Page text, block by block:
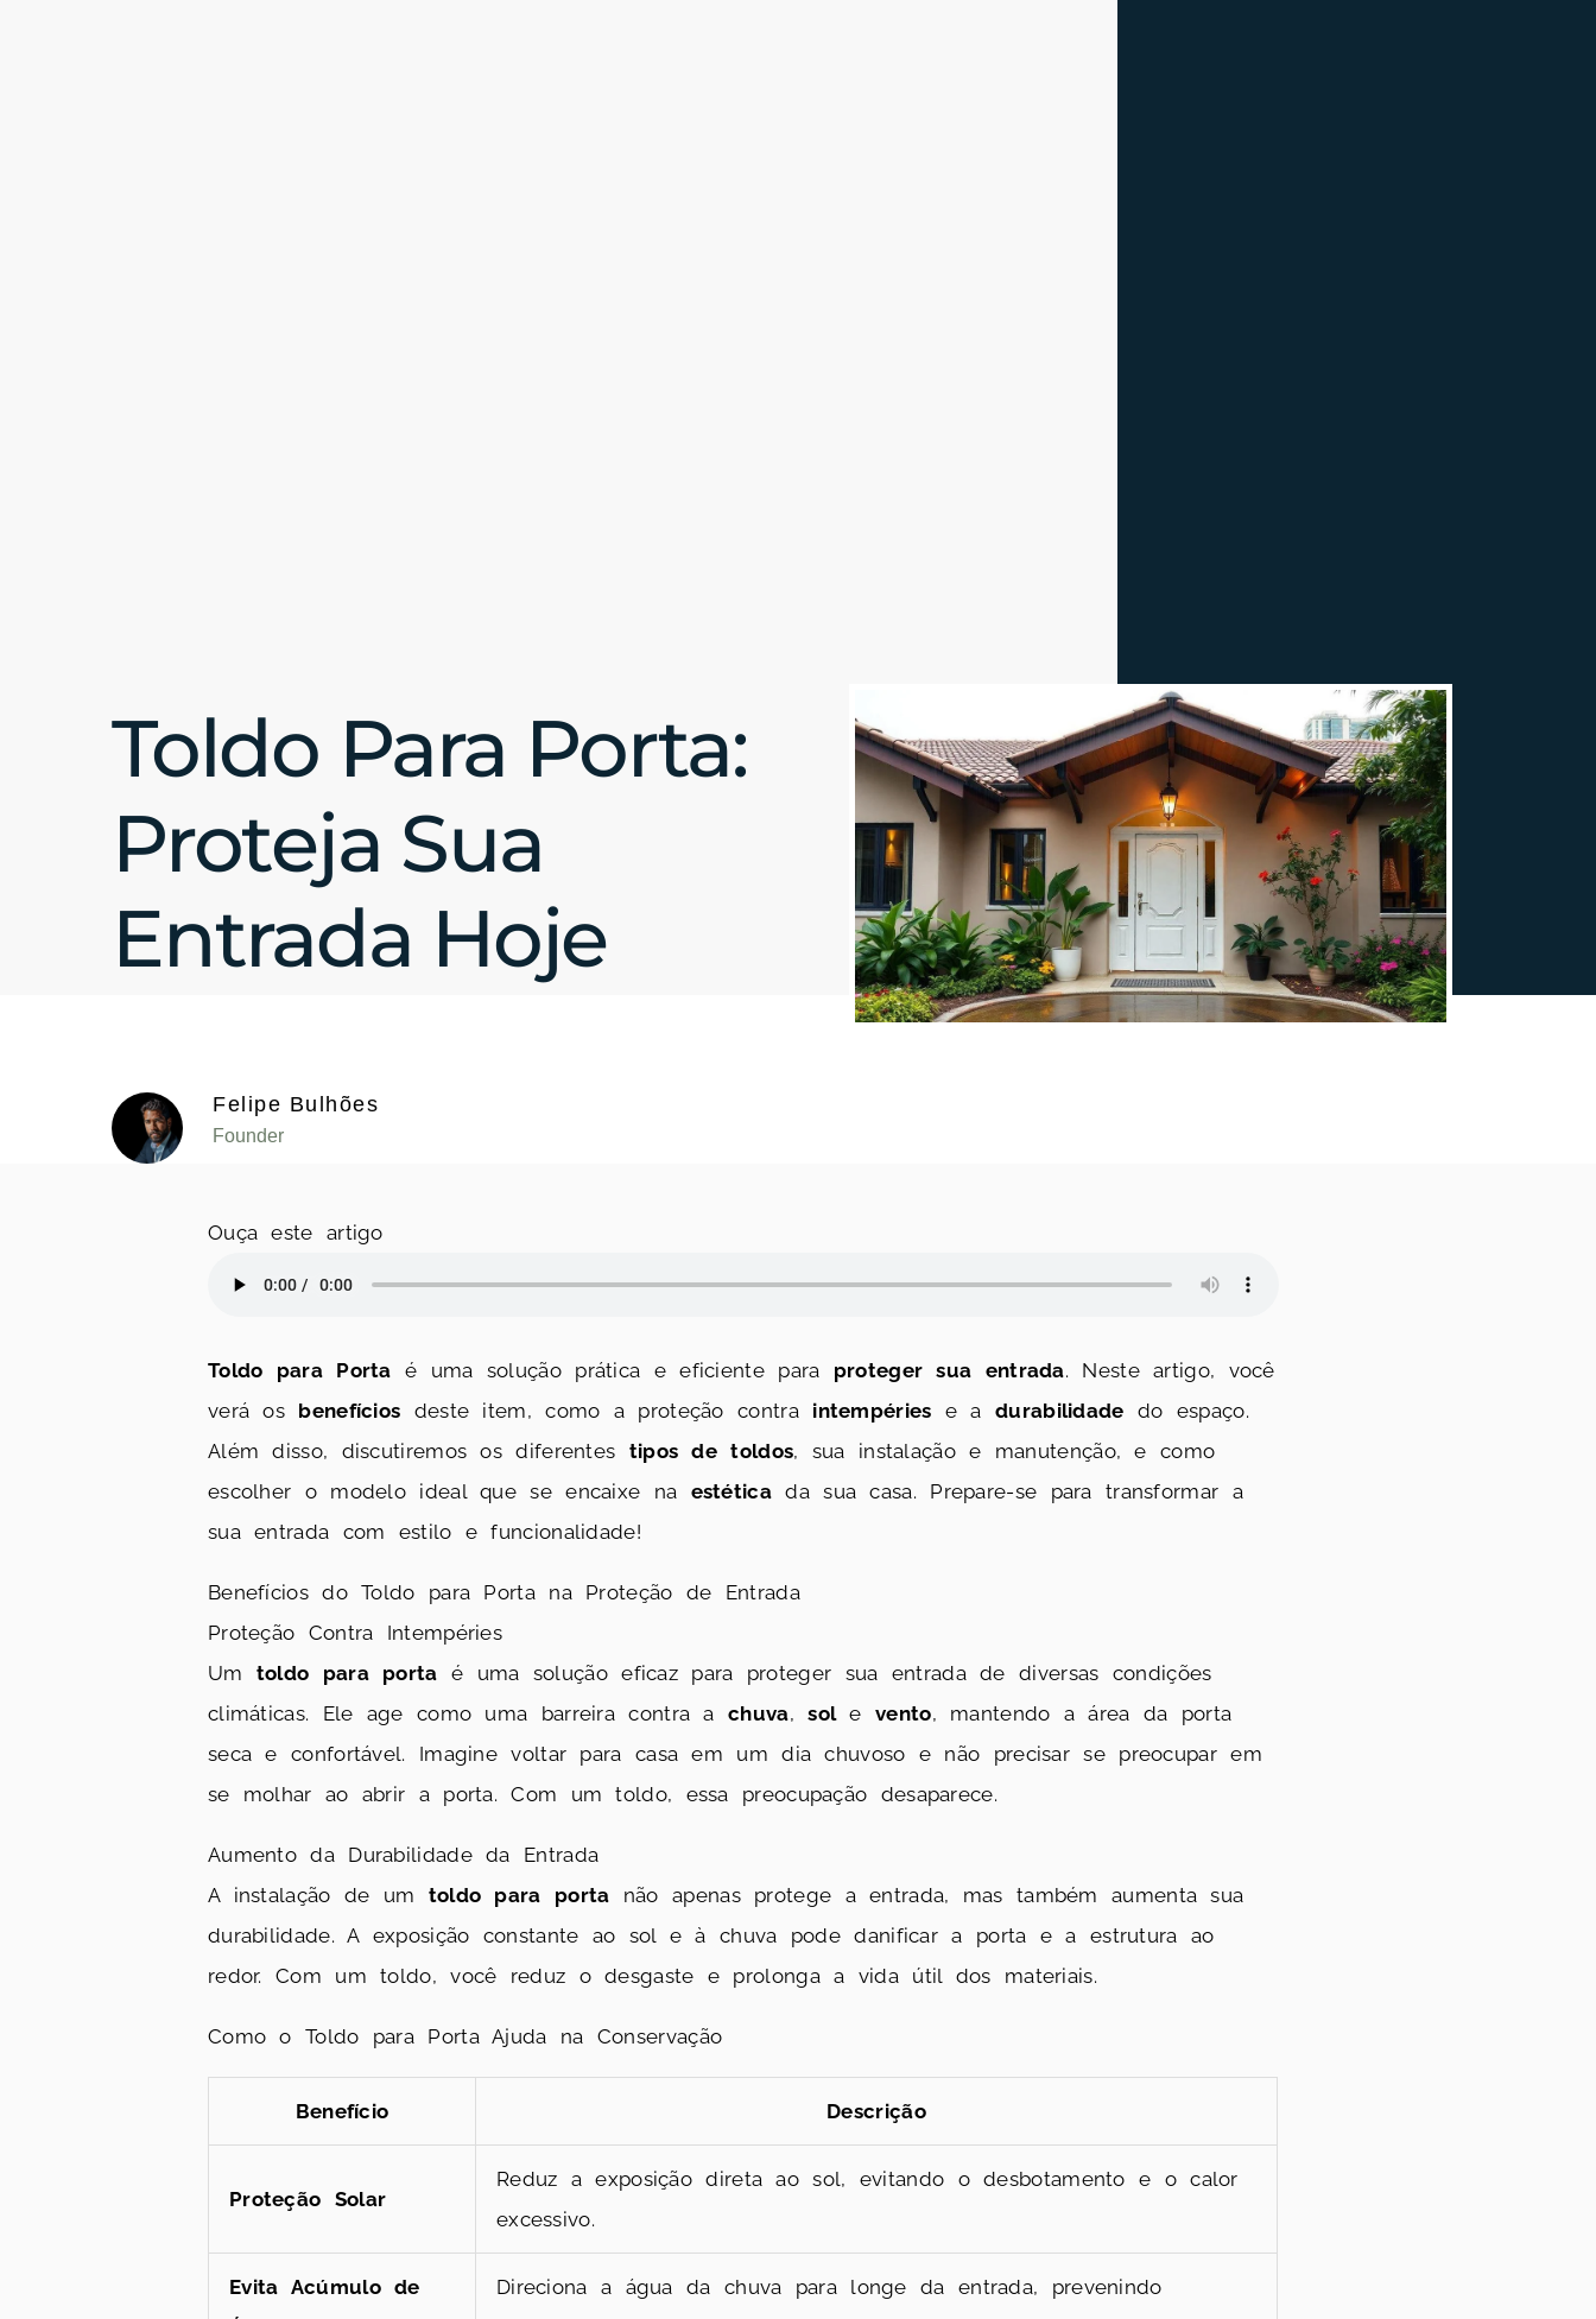
Toldo Para Porta:
Proteja Sua
Entrada Hoje
Felipe Bulhões
Founder
Ouça este artigo
Toldo para Porta é uma solução prática e eficiente para proteger sua entrada. Neste artigo, você
verá os benefícios deste item, como a proteção contra intempéries e adurabilidade do espaço.
Além disso, discutiremos os diferentes tipos de toldos, sua instalação e manutenção, e como
escolher o modelo ideal que se encaixe na estética da sua casa. Prepare-se para transformar a
sua entrada com estilo e funcionalidade!
Benefícios do Toldo para Porta na Proteção de Entrada
Proteção Contra Intempéries
Um toldo para porta é uma solução eficaz para proteger sua entrada de diversas condições
climáticas. Ele age como uma barreira contra achuva,solevento, mantendo a área da porta
seca e confortável. Imagine voltar para casa em um dia chuvoso e não precisar se preocupar em
se molhar ao abrir a porta. Com um toldo, essa preocupação desaparece.
Aumento da Durabilidade da Entrada
A instalação de um toldo para porta não apenas protege a entrada, mas também aumenta sua
durabilidade. A exposição constante ao sol e à chuva pode danificar a porta e a estrutura ao
redor. Com um toldo, você reduz o desgaste e prolonga a vida útil dos materiais.
Como o Toldo para Porta Ajuda na Conservação
Benefício Descrição
Proteção Solar
Reduz a exposição direta ao sol, evitando o desbotamento e o calor
excessivo.
Evita Acúmulo de
Direciona a água da chuva para longe da entrada, prevenindo